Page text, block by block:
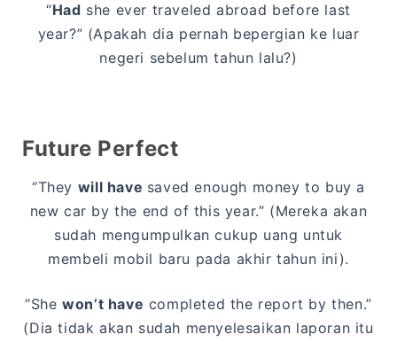
“Had she ever traveled abroad before last
year?” (Apakah dia pernah bepergian ke luar
negeri sebelum tahun lalu?)
Future Perfect
“They will have saved enough money to buy a
new car by the end of this year.” (Mereka akan
sudah mengumpulkan cukup uang untuk
membeli mobil baru pada akhir tahun ini).
“Shewon’t have completed the report by then.”
(Dia tidak akan sudah menyelesaikan laporan itu